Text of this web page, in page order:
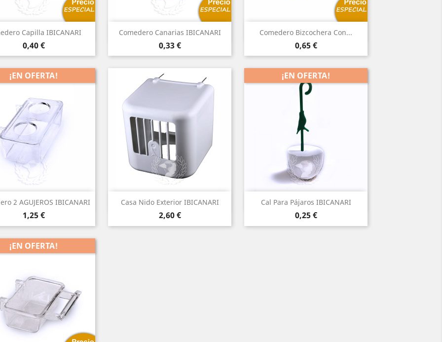
Capilla IBICANARI
Precio
0,40 €
Vista rápida Comedero Canarias IBICANARI
Precio
0,33 €
Vista rápida Comedero Bizcochera Con...
Precio
0,65 €
Vista rápida
2 AGUJEROS IBICANARI
Precio
1,25 €
¡EN OFERTA!
Vista rápida Casa Nido Exterior IBICANARI
Precio
2,60 €
Vista rápida Cal Para Pájaros IBICANARI
Precio
0,25 €
¡EN OFERTA!
 Vista rápida
¡EN OFERTA!